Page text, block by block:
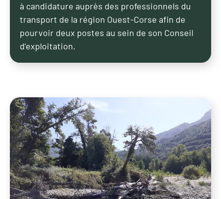
à candidature auprès des professionnels du
transport de la région Ouest-Corse afin de
pourvoir deux postes au sein de son Conseil
d’exploitation.